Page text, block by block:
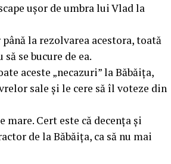
ușor de umbra lui Vlad la
la rezolvarea acestora, toată
se bucure de ea.
aceste „necazuri” la Băbăița,
sale și le cere să îl voteze din
mare. Cert este că decența și
de la Băbăița, ca să nu mai